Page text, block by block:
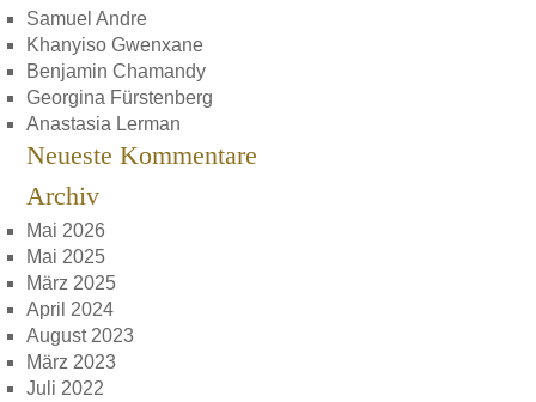
Samuel Andre
Khanyiso Gwenxane
Benjamin Chamandy
Georgina Fürstenberg
Anastasia Lerman
Neueste Kommentare
Archiv
Mai 2026
Mai 2025
März 2025
April 2024
August 2023
März 2023
Juli 2022